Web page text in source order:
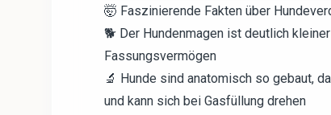
🤯 Faszinierende Fakten über
🐕 Der Hundenmagen ist deutlich
Fassungsvermögen
🔬 Hunde sind anatomisch so gebaut,
und kann sich bei Gasfüllung drehen